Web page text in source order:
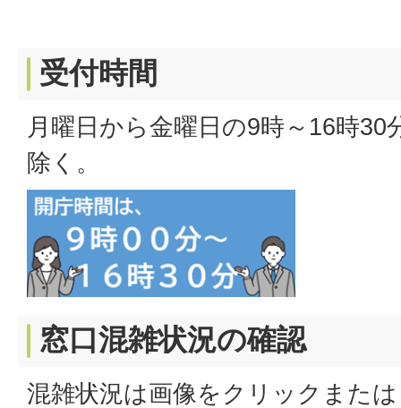
受付時間
月曜日から金曜日の9時～16時
除く。
窓口混雑状況の確認
混雑状況は画像をクリックまた